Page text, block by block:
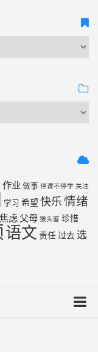
作业 做事 停课不停学 关注
学习 希望 快乐情绪
焦虑 父母 猴头客 珍惜
语文 责任过去 选